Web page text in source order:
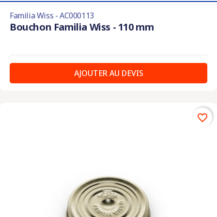
Familia Wiss - AC000113
Bouchon Familia Wiss - 110 mm
AJOUTER AU DEVIS
favorite_border